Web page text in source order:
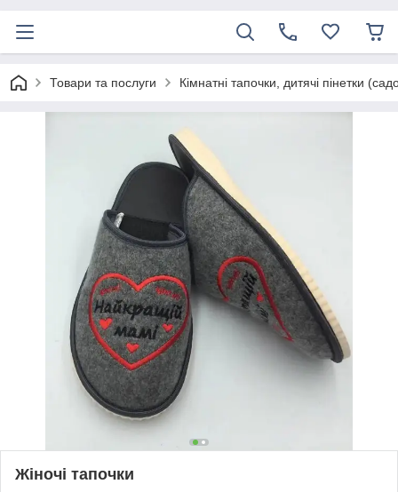
Товари та послуги Кімнатні тапочки, дитячі пінетки
Жіночі тапочки